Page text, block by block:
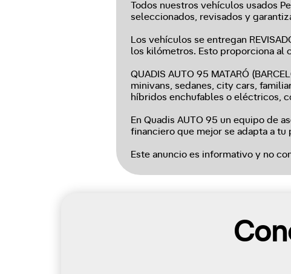
Todos nuestros vehículos usados
seleccionados, revisados y
Los vehículos se entregan
los kilómetros. Esto proporciona al
QUADIS AUTO 95 MATARÓ
minivans, sedanes, city cars,
híbridos enchufables o eléctricos,
En Quadis AUTO 95 un equipo de
financiero que mejor se adapta a tu
Este anuncio es informativo y no